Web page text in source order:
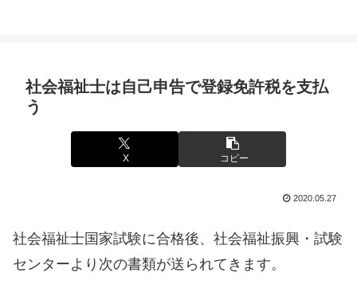
社会福祉士は自己申告で登録免許税を支払
う
X コピー
2020.05.27
社会福祉士国家試験に合格後、社会福祉振興・試験
センターより次の書類が送られてきます。